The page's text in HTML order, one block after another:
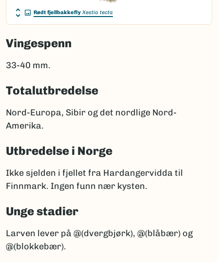
Rødt fjellbakkefly Xestia tecta
Vingespenn
33-40 mm.
Totalutbredelse
Nord-Europa, Sibir og det nordlige Nord-
Amerika.
Utbredelse i Norge
Ikke sjelden i fjellet fra Hardangervidda til
Finnmark. Ingen funn nær kysten.
Unge stadier
Larven lever på @(dvergbjørk), @(blåbær) og
@(blokkebær).